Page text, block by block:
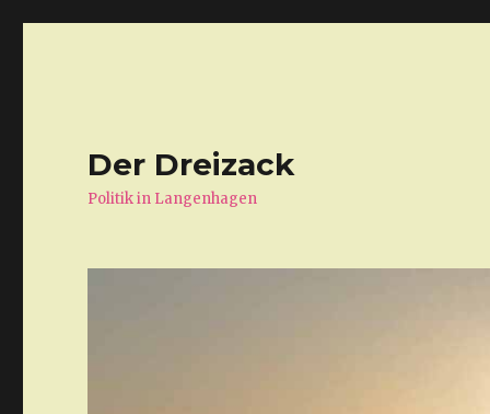
Der Dreizack
Politik in Langenhagen